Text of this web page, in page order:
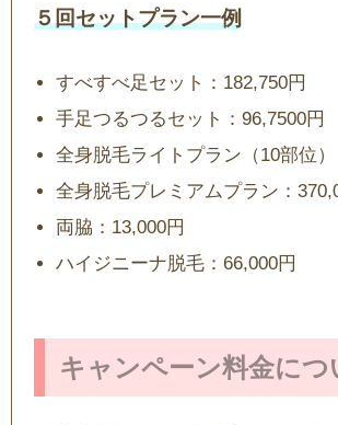
５回セットプラン一例
すべすべ足セット：182,750円
手足つるつるセット：96,7500円
全身脱毛ライトプラン（10部位）
全身脱毛プレミアムプラン：
両脇：13,000円
ハイジニーナ脱毛：66,000円
キャンペーン料金につ